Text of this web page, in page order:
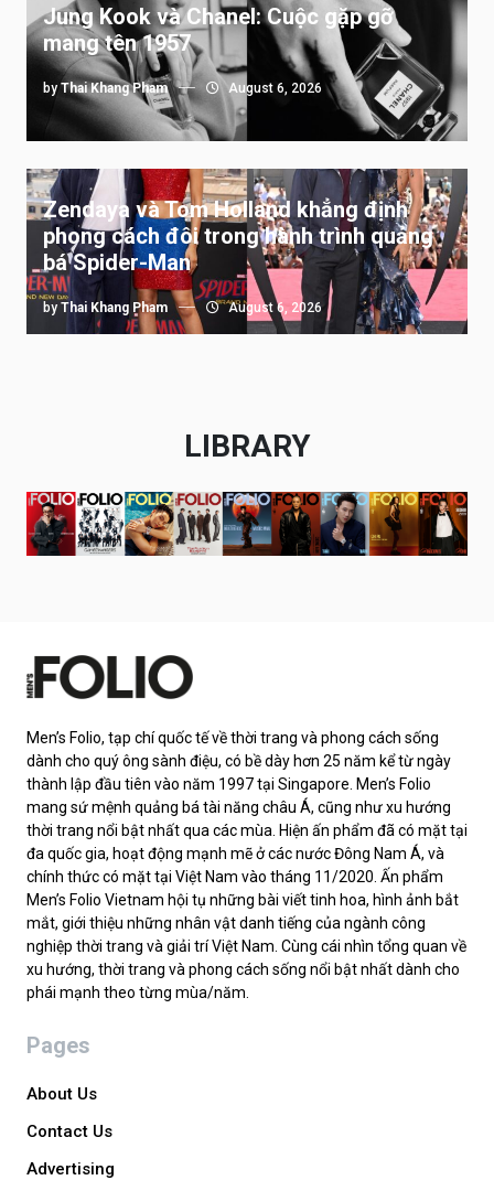
Jung Kook và Chanel: Cuộc gặp gỡ
mang tên 1957
by Thai Khang Pham August 6, 2026
Zendaya và Tom Holland khẳng định
phong cách đôi trong hành trình quảng
bá Spider-Man
by Thai Khang Pham August 6, 2026
LIBRARY
Men’s Folio, tạp chí quốc tế về thời trang và phong cách sống
dành cho quý ông sành điệu, có bề dày hơn 25 năm kể từ ngày
thành lập đầu tiên vào năm 1997 tại Singapore. Men’s Folio
mang sứ mệnh quảng bá tài năng châu Á, cũng như xu hướng
thời trang nổi bật nhất qua các mùa. Hiện ấn phẩm đã có mặt tại
đa quốc gia, hoạt động mạnh mẽ ở các nước Đông Nam Á, và
chính thức có mặt tại Việt Nam vào tháng 11/2020. Ấn phẩm
Men’s Folio Vietnam hội tụ những bài viết tinh hoa, hình ảnh bắt
mắt, giới thiệu những nhân vật danh tiếng của ngành công
nghiệp thời trang và giải trí Việt Nam. Cùng cái nhìn tổng quan về
xu hướng, thời trang và phong cách sống nổi bật nhất dành cho
phái mạnh theo từng mùa/năm.
Pages
About Us
Contact Us
Advertising